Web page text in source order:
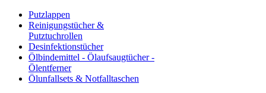
Putzlappen
Reinigungstücher &
Putztuchrollen
Desinfektionstücher
Ölbindemittel - Ölaufsaugtücher -
Ölentferner
Ölunfallsets & Notfalltaschen